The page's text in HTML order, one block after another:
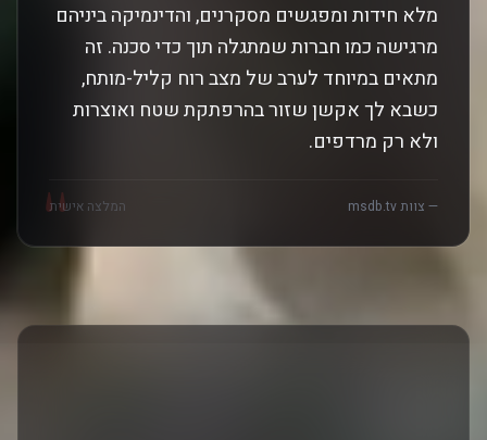
"
מלא חידות ומפגשים מסקרנים, והדינמיקה ביניהם
מרגישה כמו חברות שמתגלה תוך כדי סכנה. זה
מתאים במיוחד לערב של מצב רוח קליל-מותח,
כשבא לך אקשן שזור בהרפתקת שטח ואוצרות
ולא רק מרדפים.
— צוות msdb.tv המלצה אישית